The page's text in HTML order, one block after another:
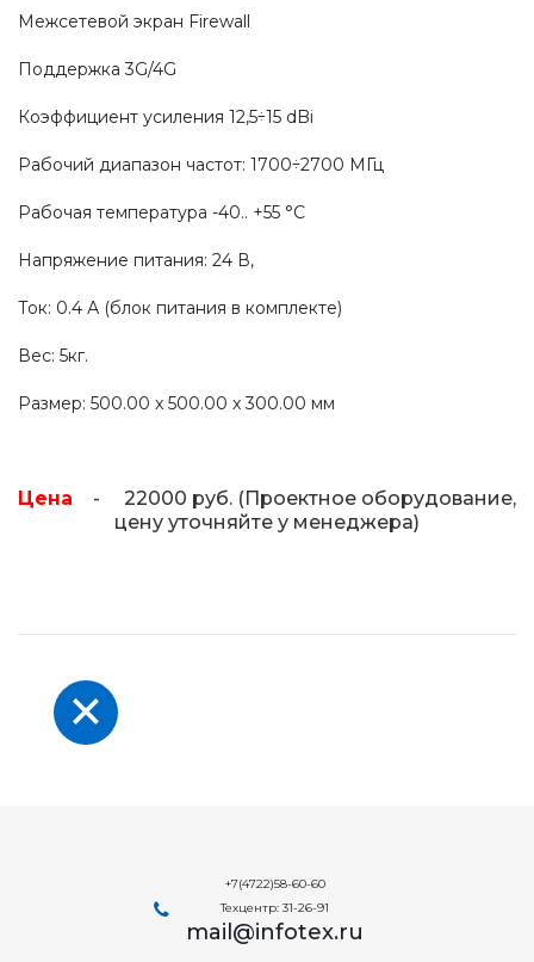
Межсетевой экран Firewall
Поддержка 3G/4G
Коэффициент усиления 12,5÷15 dBi
Рабочий диапазон частот: 1700÷2700 МГц
Рабочая температура -40.. +55 °C
Напряжение питания: 24 В,
Ток: 0.4 А (блок питания в комплекте)
Вес: 5кг.
Размер: 500.00 x 500.00 x 300.00 мм
Цена
- 22000 руб. (Проектное оборудование,
цену уточняйте у менеджера)
+7(4722)58-60-60
Техцентр: 31-26-91
mail@infotex.ru